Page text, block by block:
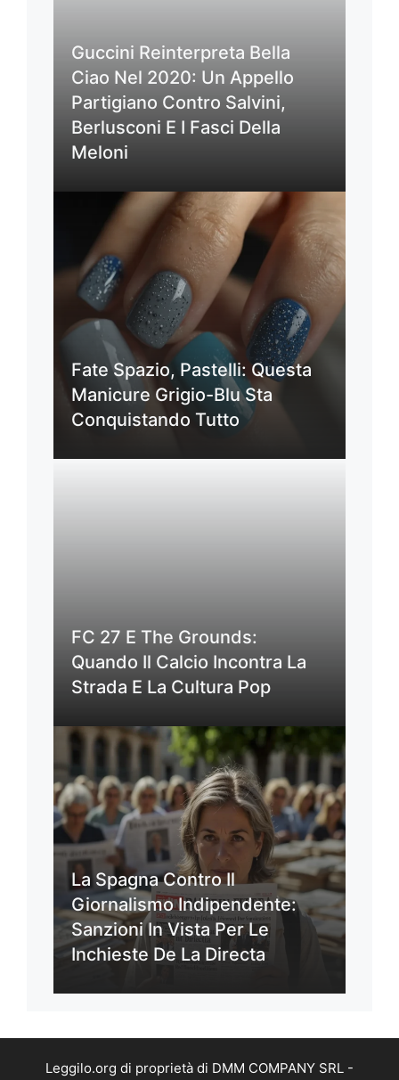
Guccini Reinterpreta Bella
Ciao Nel 2020: Un Appello
Partigiano Contro Salvini,
Berlusconi E I Fasci Della
Meloni
Fate Spazio, Pastelli: Questa
Manicure Grigio-Blu Sta
Conquistando Tutto
FC 27 E The Grounds:
Quando Il Calcio Incontra La
Strada E La Cultura Pop
La Spagna Contro Il
Giornalismo Indipendente:
Sanzioni In Vista Per Le
Inchieste De La Directa
Leggilo.org di proprietà di DMM COMPANY SRL -